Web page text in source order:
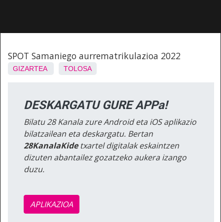
SPOT Samaniego aurrematrikulazioa 2022
GIZARTEA TOLOSA
DESKARGATU GURE APPa!
Bilatu 28 Kanala zure Android eta iOS aplikazio
bilatzailean eta deskargatu. Bertan
28KanalaKidetxartel digitalak eskaintzen
dizuten abantailez gozatzeko aukera izango
duzu.
APLIKAZIOA